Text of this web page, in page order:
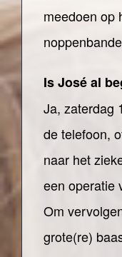
meedoen op
Is José al
Ja, zaterdag
de telefoon,
naar het
een operatie
Om
grote(re)